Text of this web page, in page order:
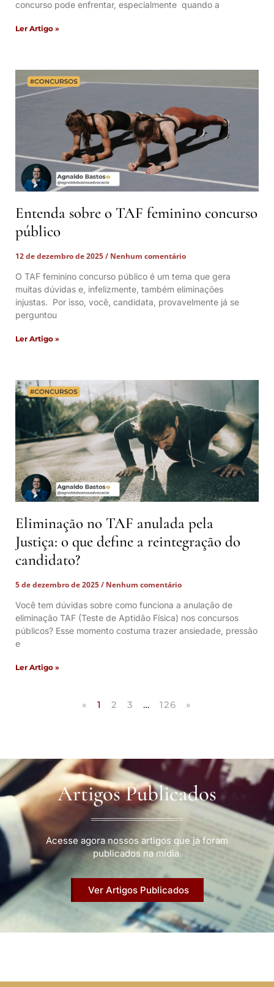
concurso pode enfrentar, especialmente quando a
Ler Artigo »
Entenda sobre o TAF feminino concurso
público
12 de dezembro de 2025
Nenhum comentário
O TAF feminino concurso público é um tema que gera
muitas dúvidas e, infelizmente, também eliminações
injustas. Por isso, você, candidata, provavelmente já se
perguntou
Ler Artigo »
Eliminação no TAF anulada pela
Justiça: o que define a reintegração do
candidato?
5 de dezembro de 2025
Nenhum comentário
Você tem dúvidas sobre como funciona a anulação de
eliminação TAF (Teste de Aptidão Física) nos concursos
públicos? Esse momento costuma trazer ansiedade, pressão
e
Ler Artigo »
« 1 2 3 … 126 »
Artigos Publicados
Acesse agora nossos artigos que já foram
publicados na mídia.
Ver Artigos Publicados